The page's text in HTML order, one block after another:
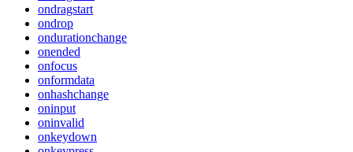
ondragstart
ondrop
ondurationchange
onended
onfocus
onformdata
onhashchange
oninput
oninvalid
onkeydown